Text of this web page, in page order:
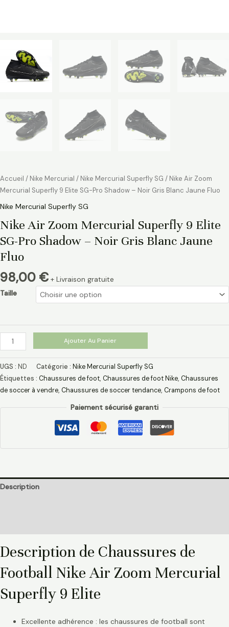
Accueil / Nike Mercurial / Nike Mercurial Superfly SG / Nike Air Zoom
Mercurial Superfly 9 Elite SG-Pro Shadow – Noir Gris Blanc Jaune Fluo
Nike Mercurial Superfly SG
Nike Air Zoom Mercurial Superfly 9 Elite
SG-Pro Shadow – Noir Gris Blanc Jaune
Fluo
98,00 € + Livraison gratuite
Taille
Ajouter Au Panier
UGS : ND Catégorie : Nike Mercurial Superfly SG
Étiquettes : Chaussures de foot, Chaussures de foot Nike, Chaussures
de soccer à vendre, Chaussures de soccer tendance, Crampons de foot
Paiement sécurisé garanti
Description
Description de Chaussures de
Football Nike Air Zoom Mercurial
Superfly 9 Elite
Excellente adhérence : les chaussures de football sont